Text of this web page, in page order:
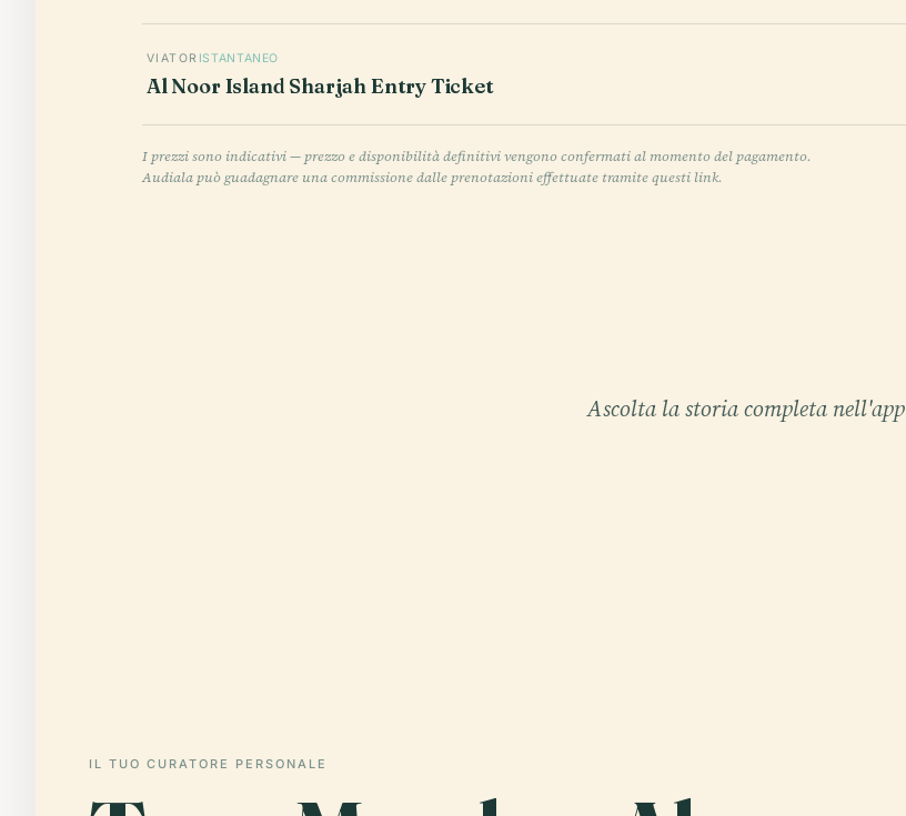
VIATOR ISTANTANEO
Al Noor Island Sharjah Entry Ticket
I prezzi sono indicativi — prezzo e disponibilità definitivi vengono confermati al momento del pagamento.
Audiala può guadagnare una commissione dalle prenotazioni effettuate tramite questi link.
Ascolta la storia completa nell'app
IL TUO CURATORE PERSONALE